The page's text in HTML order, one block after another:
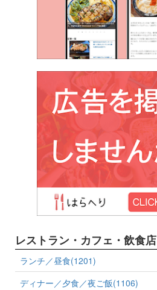
レストラン・カフェ・飲食店
ランチ／昼食(1201)
ディナー／夕食／夜ご飯(1106)